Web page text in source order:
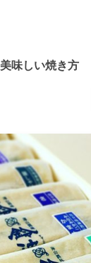
味しい焼き方